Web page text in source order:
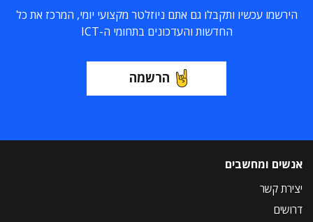
הירשמו עכשיו ותקבלו גם אתם ניוזלטר מקצועי יומי, המרכז את כל
החדשות והעדכונים בתחומי ה-ICT
הרשמה
אנשים ומחשבים
יצירת קשר
דרושים